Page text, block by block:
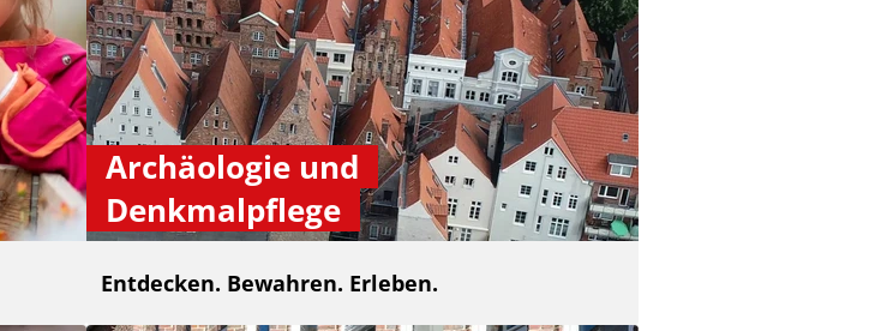
Archäologie und
Denkmalpflege
Entdecken. Bewahren. Erleben.